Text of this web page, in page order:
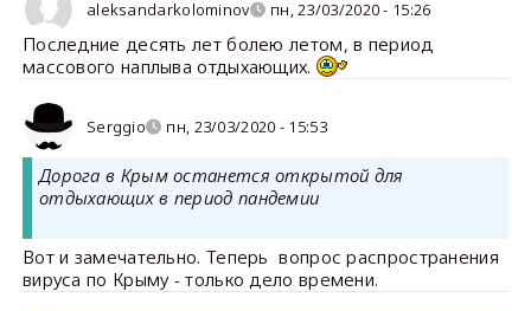
aleksandarkolominov пн, 23/03/2020 - 15:26
Последние десять лет болею летом, в период
массового наплыва отдыхающих.
Serggio пн, 23/03/2020 - 15:53
Дорога в Крым останется открытой для
отдыхающих в период пандемии
Вот и замечательно. Теперь вопрос распространения
вируса по Крыму - только дело времени.